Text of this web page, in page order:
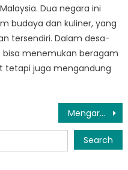
Dua negara ini
budaya dan kuliner, yang
tersendiri. Dalam desa-
bisa menemukan beragam
tetapi juga mengandung
Mengarungi Dunia Bansos di Sulawesi Selatan: Yang Perlu Diketahui
Search